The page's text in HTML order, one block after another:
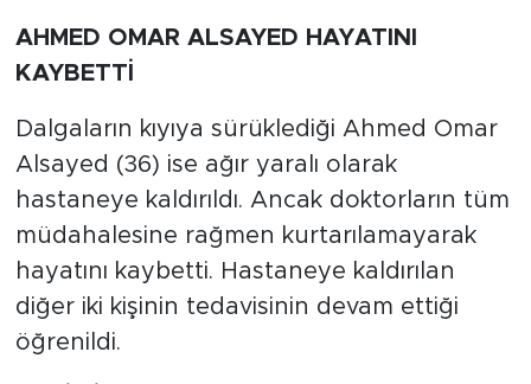
AHMED OMAR ALSAYED HAYATINI
KAYBETTİ
Dalgaların kıyıya sürüklediği Ahmed Omar
Alsayed (36) ise ağır yaralı olarak
hastaneye kaldırıldı. Ancak doktorların tüm
müdahalesine rağmen kurtarılamayarak
hayatını kaybetti. Hastaneye kaldırılan
diğer iki kişinin tedavisinin devam ettiği
öğrenildi.